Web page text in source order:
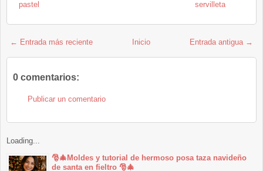
pastel
servilleta
← Entrada más reciente Entrada antigua →
Inicio
0 comentarios:
Publicar un comentario
Loading...
🎅🎄Moldes y tutorial de hermoso posa taza navideño
de santa en fieltro 🎅🎄